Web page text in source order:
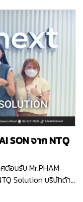
ระกอบการ เพื่อให้นิสิต
กิจจากผู้มี
มในวันนี้ ก็ได้รับองค์
กิจ การทำธุรกิจต้อง
รงจากคุณวิน ถึงที่มา
SON จาก NTQ
อนรับ Mr.PHAM
Solution บริษัทด้าน